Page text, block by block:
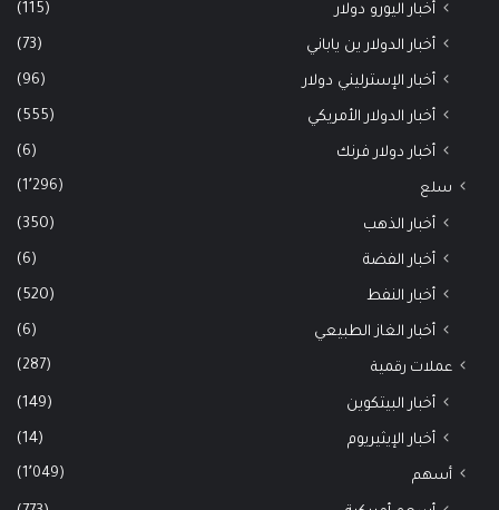
أخبار اليورو دولار (115)
أخبار الدولار ين ياباني (73)
أخبار الإسترليني دولار (96)
أخبار الدولار الأمريكي (555)
أخبار دولار فرنك (6)
سلع (1٬296)
أخبار الذهب (350)
أخبار الفضة (6)
أخبار النفط (520)
أخبار الغاز الطبيعي (6)
عملات رقمية (287)
أخبار البيتكوين (149)
أخبار الإيثيريوم (14)
أسهم (1٬049)